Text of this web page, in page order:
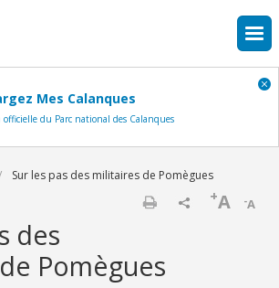
Mes Calanques
du Parc national des Calanques
Sur les pas des militaires de Pomègues
-A
+A
des
Pomègues